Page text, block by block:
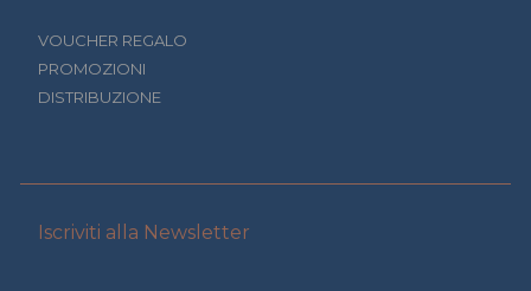
VOUCHER REGALO
PROMOZIONI
DISTRIBUZIONE
Iscriviti alla Newsletter